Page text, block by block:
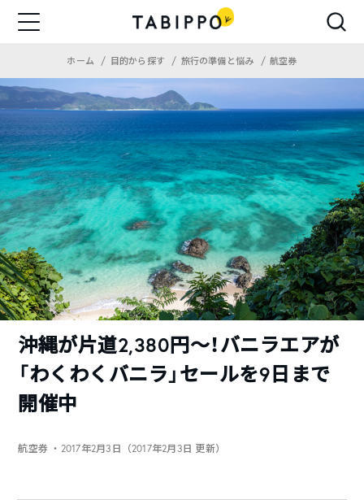
ホーム 目的から探す 旅行の準備と悩み 航空券
沖縄が片道2,380円〜！バニラエアが
「わくわくバニラ」セールを9日まで
開催中
航空券 ・2017年2月3日（2017年2月3日 更新）